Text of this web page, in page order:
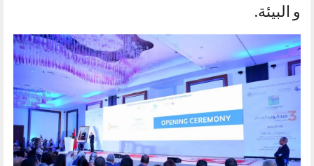
و البيئة.